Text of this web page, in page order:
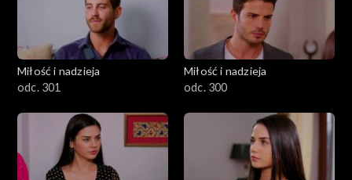
Miłość i nadzieja
odc. 301
Miłość i nadzieja
odc. 300